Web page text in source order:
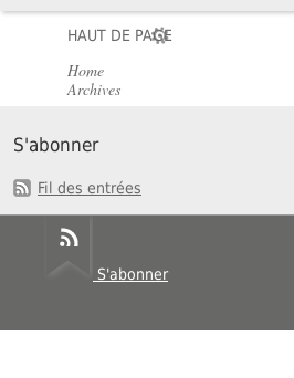
HAUT DE PAGE
Home
Archives
S'abonner
Fil des entrées
S'abonner